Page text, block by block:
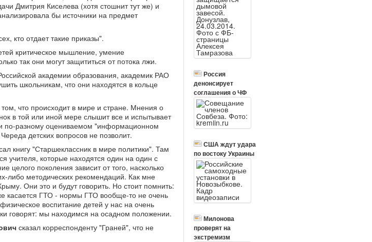
Дмитрия Киселева (хотя стошнит тут же) и
бы источники на предмет
кто отдает такие приказы".
критическое мышление, умение
так они могут защититься от потока лжи.
академии образования, академик РАО
школьникам, что они находятся в кольце
что происходит в мире и стране. Мнения о
в той или иной мере слышит все и испытывает
по-разному оцениваемом "информационном
детских вопросов не позволит.
книгу "Старшеклассник в мире политики". Там
учителя, которые находятся один на один с
целого поколения зависит от того, насколько
либо методических рекомендаций. Как мне
Они это и будут говорить. Но стоит помнить:
касается ГТО - нормы ГТО вообще-то не очень
воспитание детей у нас на очень
говорят: мы находимся на осадном положении.
сказал корреспонденту "Граней", что не
Россия
денонсирует
соглашения о ЧФ
США ждут удара
по востоку Украины
Милонова
проверят на
экстремизм